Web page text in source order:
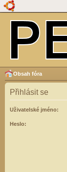
Obsah fóra
Přihlásit se
Uživatelské jméno:
Heslo: